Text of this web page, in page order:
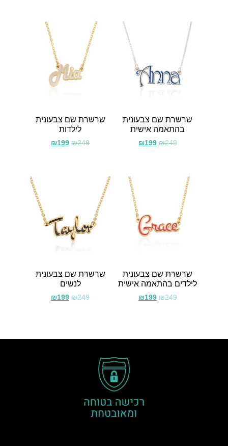
שרשרת שם צבעונית
בהתאמה אישית
₪249
₪199
שרשרת שם צבעונית
לילדות
₪249
₪199
שרשרת שם צבעונית
לילדים בהתאמה אישית
₪249
₪199
שרשרת שם צבעונית
לנשים
₪249
₪199